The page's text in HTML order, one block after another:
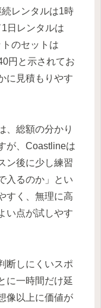
レンタルは1時
日レンタルは
のセットは
円と示されてお
に見積もりやす
、総額の分かり
が、Coastlineは
ン後に少し練習
入るのか」とい
すく、無理に高
い点が試しやす
断しにくいスポ
に一時間だけ延
像以上に価値が